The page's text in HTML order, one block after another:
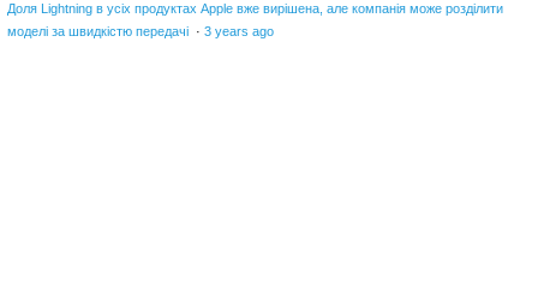
Доля Lightning в усіх продуктах Apple вже вирішена, але компанія може розділити
моделі за швидкістю передачі · 3 years ago